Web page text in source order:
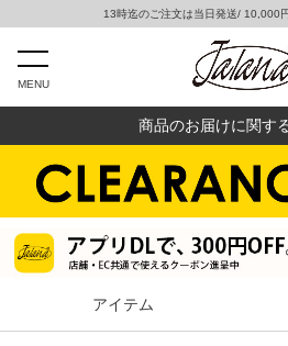
13時迄のご注文は当日発送/ 10,000
MENU
商品のお届けに関す
アイテム